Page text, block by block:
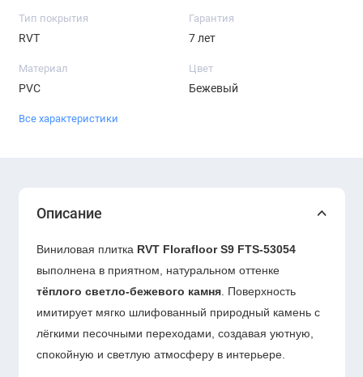
Тип покрытия
RVT
Гарантия
7 лет
Материал
PVC
Цвет
Бежевый
Все характеристики
Описание
Виниловая плитка RVT Florafloor S9 FTS-53054
выполнена в приятном, натуральном оттенке
тёплого светло-бежевого камня . Поверхность
имитирует мягко шлифованный природный камень с
лёгкими песочными переходами, создавая уютную,
спокойную и светлую атмосферу в интерьере.